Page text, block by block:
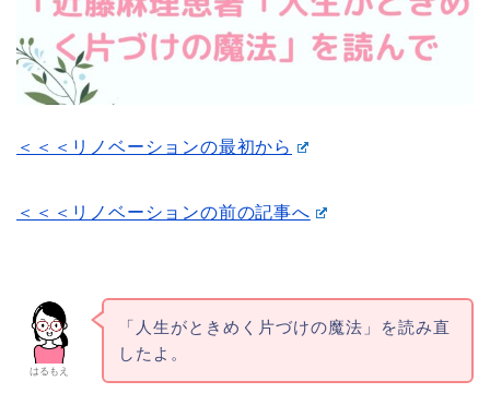
＜＜＜リノベーションの最初から
＜＜＜リノベーションの前の記事へ
はるもえ
「人生がときめく片づけの魔法」を読み直
したよ。